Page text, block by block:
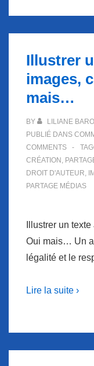
Illustrer
images,
mais…
BY LILIANE
PUBLIÉ DANS
COMMENTS
CRÉATION
DROIT D'AUTEUR
PARTAGE MÉDIAS
Illustrer un
Oui mais… Un
légalité et le
Lire la suite ›